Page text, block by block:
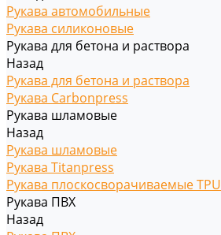
Рукава автомобильные
Рукава силиконовые
Рукава для бетона и раствора
Назад
Рукава для бетона и раствора
Рукава Carbonpress
Рукава шламовые
Назад
Рукава шламовые
Рукава Titanpress
Рукава плоскосворачиваемые TPU
Рукава ПВХ
Назад